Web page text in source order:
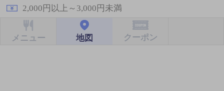
2,000円以上～3,000円未満
メニュー 地図 クーポン